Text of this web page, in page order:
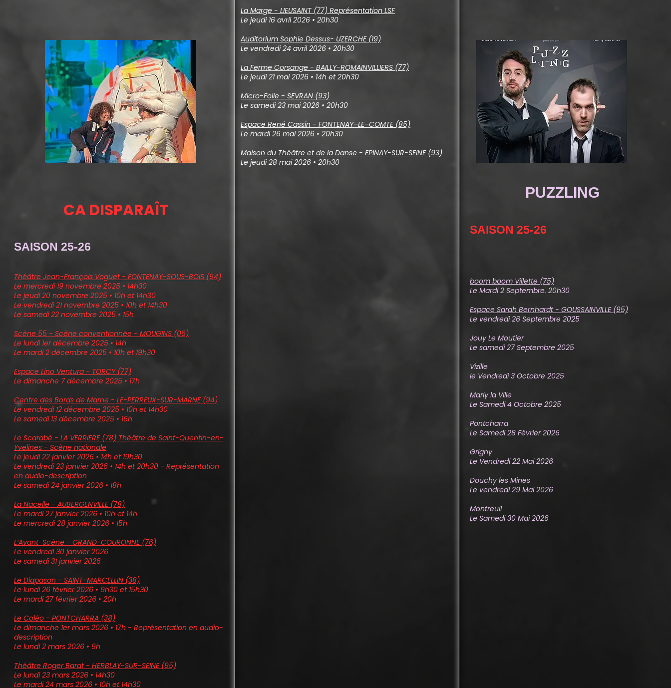
CA DISPARAÎT
SAISON 25-26
Théâtre Jean-François Voguet - FONTENAY-SOUS-BOIS (94)
Le mercredi 19 novembre 2025 • 14h30
Le jeudi 20 novembre 2025 • 10h et 14h30
Le vendredi 21 novembre 2025 • 10h et 14h30
Le samedi 22 novembre 2025 • 15h
Scène 55 - Scène conventionnée - MOUGINS (06)
Le lundi 1er décembre 2025 • 14h
Le mardi 2 décembre 2025 • 10h et 19h30
Espace Lino Ventura - TORCY (77)
Le dimanche 7 décembre 2025 • 17h
Centre des Bords de Marne - LE-PERREUX-SUR-MARNE (94)
Le vendredi 12 décembre 2025 • 10h et 14h30
Le samedi 13 décembre 2025 • 16h
Le Scarabé - LA VERRIERE (78) Théâtre de Saint-Quentin-en-
Yvelines - Scène nationale
Le jeudi 22 janvier 2026 • 14h et 19h30
Le vendredi 23 janvier 2026 • 14h et 20h30 - Représentation
en audio-description
Le samedi 24 janvier 2026 • 18h
La Nacelle - AUBERGENVILLE (78)
Le mardi 27 janvier 2026 • 10h et 14h
Le mercredi 28 janvier 2026 • 15h
L’Avant-Scène - GRAND-COURONNE (76)
Le vendredi 30 janvier 2026
Le samedi 31 janvier 2026
Le Diapason - SAINT-MARCELLIN (38)
Le lundi 26 février 2026 • 9h30 et 15h30
Le mardi 27 février 2026 • 20h
Le Coléo - PONTCHARRA (38)
Le dimanche 1er mars 2026 • 17h - Représentation en audio-
description
Le lundi 2 mars 2026 • 9h
Théâtre Roger Barat - HERBLAY-SUR-SEINE (95)
Le lundi 23 mars 2026 • 14h30
Le mardi 24 mars 2026 • 10h et 14h30
La Marge - LIEUSAINT (77) Représentation LSF
Le jeudi 16 avril 2026 • 20h30
Auditorium Sophie Dessus- UZERCHE (19)
Le vendredi 24 avril 2026 • 20h30
La Ferme Corsange - BAILLY-ROMAINVILLIERS (77)
Le jeudi 21 mai 2026 • 14h et 20h30
Micro-Folie - SEVRAN (93)
Le samedi 23 mai 2026 • 20h30
Espace René Cassin - FONTENAY–LE–COMTE (85)
Le mardi 26 mai 2026 • 20h30
Maison du Théâtre et de la Danse - EPINAY-SUR-SEINE (93)
Le jeudi 28 mai 2026 • 20h30
PUZZLING
SAISON 25-26​
boom boom Villette (75)
Le Mardi 2 Septembre. 20h30
Espace Sarah Bernhardt - GOUSSAINVILLE (95)
Le vendredi 26 Septembre 2025
Jouy Le Moutier
Le samedi 27 Septembre 2025
Vizille
le Vendredi 3 Octobre 2025
Marly la Ville
Le Samedi 4 Octobre 2025
Pontcharra
Le Samedi 28 Février 2026
Grigny
Le Vendredi 22 Mai 2026
Douchy les Mines
Le vendredi 29 Mai 2026
Montreuil
Le Samedi 30 Mai 2026